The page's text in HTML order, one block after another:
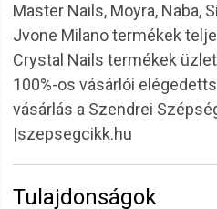
Master Nails, Moyra, Naba,
Jvone Milano termékek
Crystal Nails termékek
100%-os vásárlói
vásárlás a Szendrei
|szepsegcikk.hu
Tulajdonságok